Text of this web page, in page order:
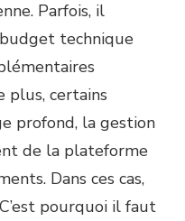
Parfois, il
technique
plus, certains
profond, la gestion
de la plateforme
Dans ces cas,
pourquoi il faut